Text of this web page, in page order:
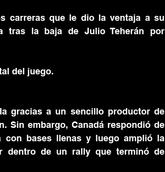
carreras que le dio la ventaja a su
tras la baja de Julio Teherán por
del juego.
gracias a un sencillo productor de
Sin embargo, Canadá respondió de
con bases llenas y luego amplió la
dentro de un rally que terminó de